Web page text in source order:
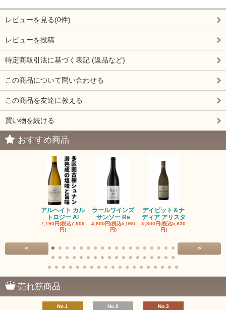
レビューを見る(0件)
レビューを投稿
特定商取引法に基づく表記 (返品など)
この商品について問い合わせる
この商品を友達に教える
買い物を続ける
おすすめ商品
アルヘイト カル
トロジー Al
7,190円(税込7,909
円)
ラールワインズ
サンソー Ra
4,600円(税込5,060
円)
デイビット＆ナ
ディア アリスタ
5,300円(税込5,830
円)
< >
売れ筋商品
No.1 No.2 No.3